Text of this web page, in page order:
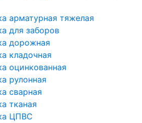
арматурная тяжелая
для заборов
дорожная
кладочная
оцинкованная
рулонная
сварная
тканая
ЦПВС